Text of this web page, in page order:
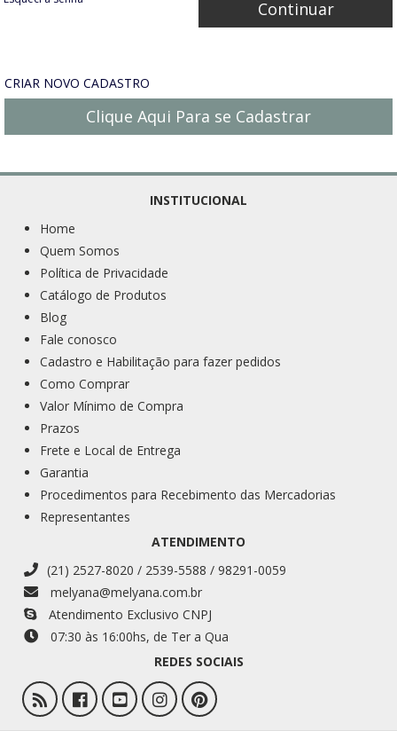
CRIAR NOVO CADASTRO
Clique Aqui Para se Cadastrar
INSTITUCIONAL
Home
Quem Somos
Política de Privacidade
Catálogo de Produtos
Blog
Fale conosco
Cadastro e Habilitação para fazer pedidos
Como Comprar
Valor Mínimo de Compra
Prazos
Frete e Local de Entrega
Garantia
Procedimentos para Recebimento das Mercadorias
Representantes
ATENDIMENTO
(21) 2527-8020 / 2539-5588 / 98291-0059
melyana@melyana.com.br
Atendimento Exclusivo CNPJ
07:30 às 16:00hs, de Ter a Qua
REDES SOCIAIS